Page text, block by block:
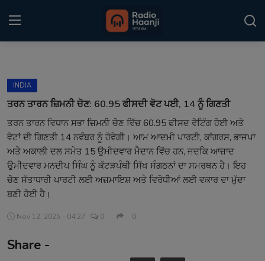
Home
Punjabi Podcast
Kitaab Kahani
Gallery
INDIA
ਤਰਨ ਤਾਰਨ ਜ਼ਿਮਨੀ ਚੋਣ: 60.95 ਫੀਸਦੀ ਵੋਟ ਪਈ, 14 ਨੂੰ ਗਿਣਤੀ
ਤਰਨ ਤਾਰਨ ਵਿਧਾਨ ਸਭਾ ਜ਼ਿਮਨੀ ਚੋਣ ਵਿੱਚ 60.95 ਫੀਸਦ ਵੋਟਿੰਗ ਹੋਈ ਅਤੇ
ਵੋਟਾਂ ਦੀ ਗਿਣਤੀ 14 ਨਵੰਬਰ ਨੂੰ ਹੋਵੇਗੀ। ਆਮ ਆਦਮੀ ਪਾਰਟੀ, ਕਾਂਗਰਸ, ਭਾਜਪਾ
ਅਤੇ ਅਕਾਲੀ ਦਲ ਸਮੇਤ 15 ਉਮੀਦਵਾਰ ਮੈਦਾਨ ਵਿੱਚ ਹਨ, ਜਦਕਿ ਆਜ਼ਾਦ
ਉਮੀਦਵਾਰ ਮਨਦੀਪ ਸਿੰਘ ਨੂੰ ਕੱਟੜਪੰਥੀ ਸਿੱਖ ਸੰਗਠਨਾਂ ਦਾ ਸਮਰਥਨ ਹੈ। ਇਹ
ਚੋਣ ਸੱਤਾਧਾਰੀ ਪਾਰਟੀ ਲਈ ਅਜ਼ਮਾਇਸ਼ ਅਤੇ ਵਿਰੋਧੀਆਂ ਲਈ ਵਕਾਰ ਦਾ ਮੁੱਦਾ
ਬਣੀ ਹੋਈ ਹੈ।
Nov 12, 2025 - 04:27 0 0
Share -